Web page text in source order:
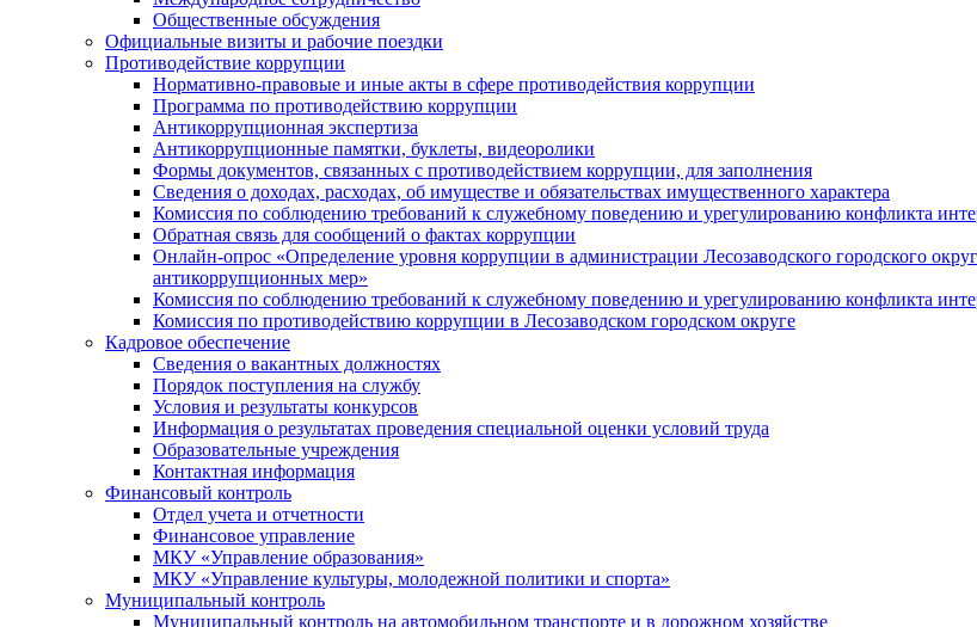
Общественные обсуждения
Официальные визиты и рабочие поездки
Противодействие коррупции
Нормативно-правовые и иные акты в сфере противодействия коррупции
Программа по противодействию коррупции
Антикоррупционная экспертиза
Антикоррупционные памятки, буклеты, видеоролики
Формы документов, связанных с противодействием коррупции, для заполнения
Сведения о доходах, расходах, об имуществе и обязательствах имущественного характера
Комиссия по соблюдению требований к служебному поведению и урегулированию конфликта
Обратная связь для сообщений о фактах коррупции
Онлайн-опрос «Определение уровня коррупции в администрации Лесозаводского городского
антикоррупционных мер»
Комиссия по соблюдению требований к служебному поведению и урегулированию конфликта
Комиссия по противодействию коррупции в Лесозаводском городском округе
Кадровое обеспечение
Сведения о вакантных должностях
Порядок поступления на службу
Условия и результаты конкурсов
Информация о результатах проведения специальной оценки условий труда
Образовательные учреждения
Контактная информация
Финансовый контроль
Отдел учета и отчетности
Финансовое управление
МКУ «Управление образования»
МКУ «Управление культуры, молодежной политики и спорта»
Муниципальный контроль
Муниципальный контроль на автомобильном транспорте и в дорожном хозяйстве